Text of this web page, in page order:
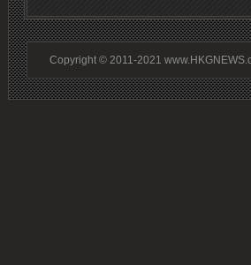
Copyright © 2011-2021